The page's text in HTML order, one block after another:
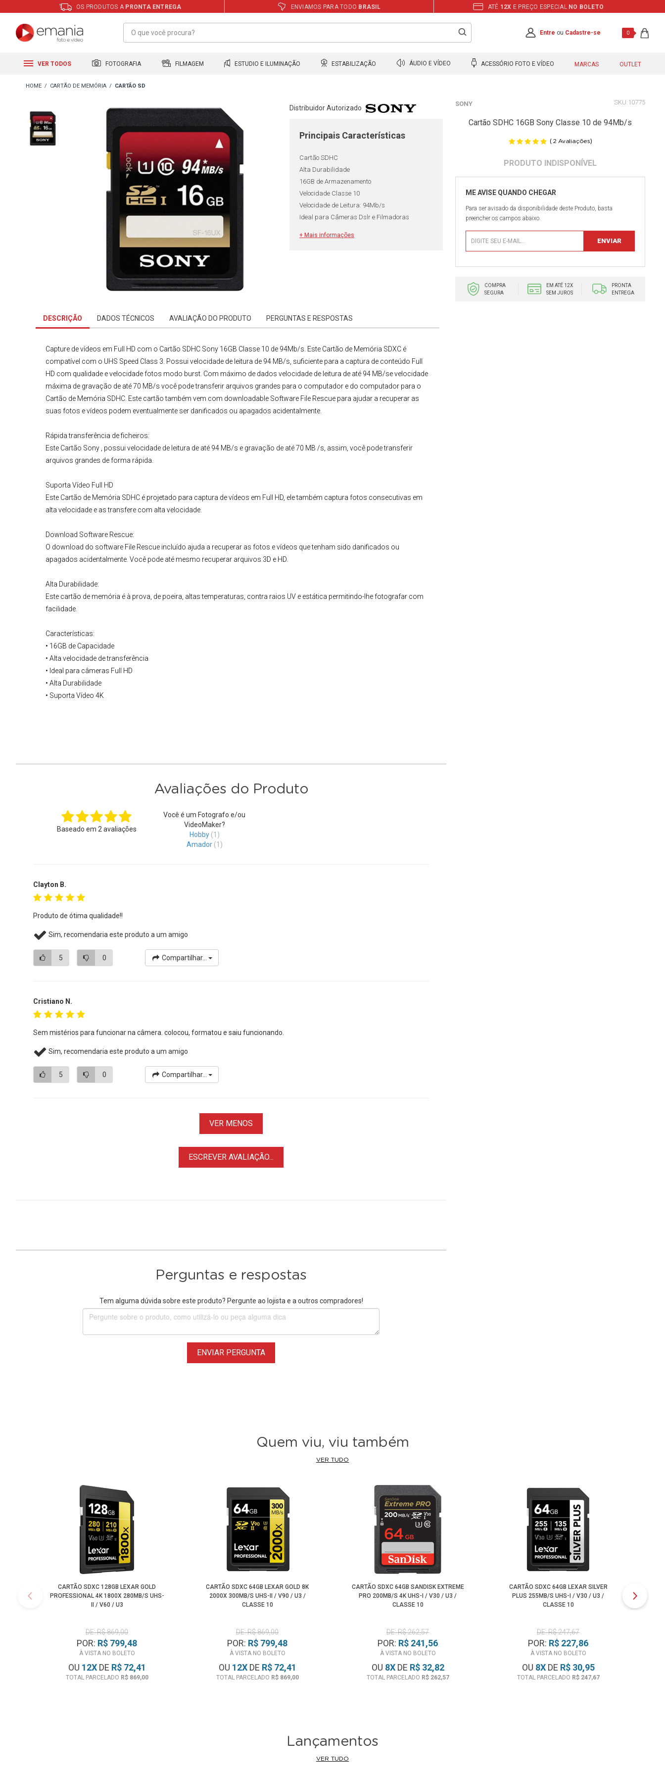
OS PRODUTOS A PRONTA ENTREGA ENVIAMOS PARA TODO BRASIL ATÉ 12X E PREÇO ESPECIAL NO BOLETO
Entre ou Cadastre-se 0
VER TODOS FOTOGRAFIA FILMAGEM ESTUDIO E ILUMINAÇÃO ESTABILIZAÇÃO ÁUDIO E VÍDEO ACESSÓRIO FOTO E VÍDEO MARCAS OUTLET
CARTÃO DE MEMÓRIA CARTÃO SD
Distribuidor Autorizado
Principais Características
Cartão SDHC
Alta Durabilidade
16GB de Armazenamento
Velocidade Classe 10
Velocidade de Leitura: 94Mb/s
Ideal para Câmeras Dslr e Filmadoras
+ Mais informações
SONY 10775
Cartão SDHC 16GB Sony Classe 10 de 94Mb/s
( 2 Avaliações)
Para ser avisado da disponibilidade deste Produto, basta
preencher os campos abaixo.
COMPRA
SEGURA
EM ATÉ 12X
SEM JUROS
PRONTA
ENTREGA
DESCRIÇÃO DADOS TÉCNICOS AVALIAÇÃO DO PRODUTO PERGUNTAS E RESPOSTAS
Capture de vídeos em Full HD com o Cartão SDHC Sony 16GB Classe 10 de 94Mb/s . Este Cartão de Memória SDXC é
compatível com o UHS Speed Class 3. Possui velocidade de leitura de 94 MB/s, suficiente para a captura de conteúdo Full
HD com qualidade e velocidade fotos modo burst. Com máximo de dados velocidade de leitura de até 94 MB/se velocidade
máxima de gravação de até 70 MB/s você pode transferir arquivos grandes para o computador e do computador para o
Cartão de Memória SDHC. Este cartão também vem com downloadable Software File Rescue para ajudar a recuperar as
suas fotos e vídeos podem eventualmente ser danificados ou apagados acidentalmente.
Rápida transferência de ficheiros:
Este Cartão Sony
, possui velocidade de leitura de até 94 MB/s e gravação de até 70 MB /s, assim, você pode transferir
arquivos grandes de forma rápida.
Suporta Vídeo Full HD
Este Cartão de Memória SDHC é projetado para captura de vídeos em Full HD, ele também captura fotos consecutivas em
alta velocidade e as transfere com alta velocidade.
Download Software Rescue:
O download do software File Rescue incluído ajuda a recuperar as fotos e vídeos que tenham sido danificados ou
apagados acidentalmente. Você pode até mesmo recuperar arquivos 3D e HD.
Alta Durabilidade:
Este cartão de memória é à prova, de poeira, altas temperaturas, contra raios UV e estática permitindo-lhe fotografar com
facilidade.
Características:
• 16GB de Capacidade
• Alta velocidade de transferência
• Ideal para câmeras Full HD
• Alta Durabilidade
• Suporta Vídeo 4K
Avaliações do Produto
Baseado em 2 avaliações
Você é um Fotografo e/ou
VideoMaker?
Hobby (1)
Amador (1)
Clayton B.
Produto de ótima qualidade!!
Sim, recomendaria este produto a um amigo
5 0 Compartilhar...
Cristiano N.
Sem mistérios para funcionar na câmera. colocou, formatou e saiu funcionando.
Sim, recomendaria este produto a um amigo
5 0 Compartilhar...
VER MENOS
ESCREVER AVALIAÇÃO...
Perguntas e respostas
Tem alguma dúvida sobre este produto? Pergunte ao lojista e a outros compradores!
ENVIAR PERGUNTA
Quem viu, viu também
VER TUDO
CARTÃO SDXC 128GB LEXAR GOLD
PROFESSIONAL 4K 1800X 280MB/S UHS-
II / V60 / U3
DE: R$ 869,00
POR: R$ 799,48
À VISTA NO BOLETO
OU 12XDE R$ 72,41
TOTAL PARCELADO R$ 869,00
CARTÃO SDXC 64GB LEXAR GOLD 8K
2000X 300MB/S UHS-II / V90 / U3 /
CLASSE 10
DE: R$ 869,00
POR: R$ 799,48
À VISTA NO BOLETO
OU 12XDE R$ 72,41
TOTAL PARCELADO R$ 869,00
CARTÃO SDXC 64GB SANDISK EXTREME
PRO 200MB/S 4K UHS-I / V30 / U3 /
CLASSE 10
DE: R$ 262,57
POR: R$ 241,56
À VISTA NO BOLETO
OU 8XDE R$ 32,82
TOTAL PARCELADO R$ 262,57
CARTÃO SDXC 64GB LEXAR SILVER
PLUS 255MB/S UHS-I / V30 / U3 /
CLASSE 10
DE: R$ 247,67
POR: R$ 227,86
À VISTA NO BOLETO
OU 8XDE R$ 30,95
TOTAL PARCELADO R$ 247,67
Lançamentos
VER TUDO